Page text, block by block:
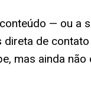
— ou a
de
mas ainda